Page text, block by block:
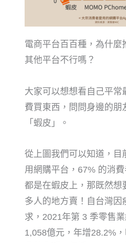
電商平台百百種，為什麼
其他平台不行嗎？
大家可以想想看自己平常
費買東西，問問身邊的朋
「蝦皮」。
從上圖我們可以知道，目
用網購平台，67% 的消
都是在蝦皮上，那既然想
多人的地方賣！自台灣因
求，2021年第 3 季零售
1,058億元，年增28.2%